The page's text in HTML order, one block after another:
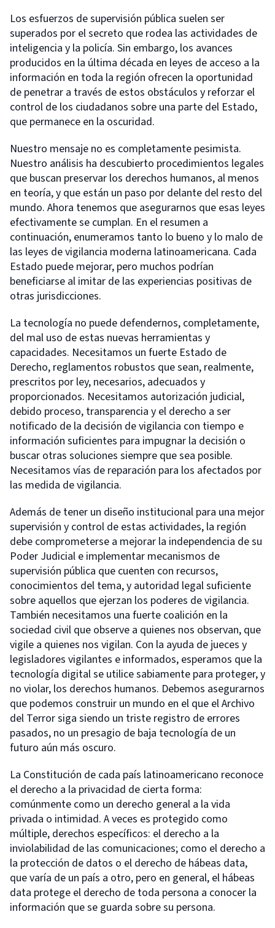
Los esfuerzos de supervisión pública suelen ser
superados por el secreto que rodea las actividades de
inteligencia y la policía. Sin embargo, los avances
producidos en la última década en leyes de acceso a la
información en toda la región ofrecen la oportunidad
de penetrar a través de estos obstáculos y reforzar el
control de los ciudadanos sobre una parte del Estado,
que permanece en la oscuridad.
Nuestro mensaje no es completamente pesimista.
Nuestro análisis ha descubierto procedimientos legales
que buscan preservar los derechos humanos, al menos
en teoría, y que están un paso por delante del resto del
mundo. Ahora tenemos que asegurarnos que esas leyes
efectivamente se cumplan. En el resumen a
continuación, enumeramos tanto lo bueno y lo malo de
las leyes de vigilancia moderna latinoamericana. Cada
Estado puede mejorar, pero muchos podrían
beneficiarse al imitar de las experiencias positivas de
otras jurisdicciones.
La tecnología no puede defendernos, completamente,
del mal uso de estas nuevas herramientas y
capacidades. Necesitamos un fuerte Estado de
Derecho, reglamentos robustos que sean, realmente,
prescritos por ley, necesarios, adecuados y
proporcionados. Necesitamos autorización judicial,
debido proceso, transparencia y el derecho a ser
notificado de la decisión de vigilancia con tiempo e
información suficientes para impugnar la decisión o
buscar otras soluciones siempre que sea posible.
Necesitamos vías de reparación para los afectados por
las medida de vigilancia.
Además de tener un diseño institucional para una mejor
supervisión y control de estas actividades, la región
debe comprometerse a mejorar la independencia de su
Poder Judicial e implementar mecanismos de
supervisión pública que cuenten con recursos,
conocimientos del tema, y autoridad legal suficiente
sobre aquellos que ejerzan los poderes de vigilancia.
También necesitamos una fuerte coalición en la
sociedad civil que observe a quienes nos observan, que
vigile a quienes nos vigilan. Con la ayuda de jueces y
legisladores vigilantes e informados, esperamos que la
tecnología digital se utilice sabiamente para proteger, y
no violar, los derechos humanos. Debemos asegurarnos
que podemos construir un mundo en el que el Archivo
del Terror siga siendo un triste registro de errores
pasados, no un presagio de baja tecnología de un
futuro aún más oscuro.
La Constitución de cada país latinoamericano reconoce
el derecho a la privacidad de cierta forma:
comúnmente como un derecho general a la vida
privada o intimidad. A veces es protegido como
múltiple, derechos específicos: el derecho a la
inviolabilidad de las comunicaciones; como el derecho a
la protección de datos o el derecho de hábeas data,
que varía de un país a otro, pero en general, el hábeas
data protege el derecho de toda persona a conocer la
información que se guarda sobre su persona.